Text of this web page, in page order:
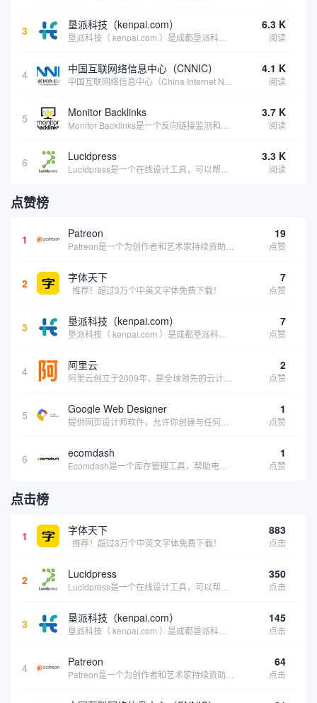
3 垦派科技（kenpai.com） 6.3 K
阅读
4 中国互联网络信息中心（CNNIC） 4.1 K
阅读
5 Monitor Backlinks 3.7 K
阅读
6 Lucidpress 3.3 K
阅读
点赞榜
1 Patreon 19
点赞
2 字体天下
推荐！超过3万个中英文字体免费下载！
7
点赞
3 垦派科技（kenpai.com） 7
点赞
4 阿里云 2
点赞
5 Google Web Designer 1
点赞
6 ecomdash 1
点赞
点击榜
1 字体天下
推荐！超过3万个中英文字体免费下载！
883
点击
2 Lucidpress 350
点击
3 垦派科技（kenpai.com） 145
点击
4 Patreon 64
点击